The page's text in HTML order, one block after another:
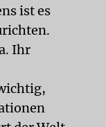
ist es
Ihr